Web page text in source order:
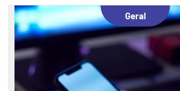
Geral